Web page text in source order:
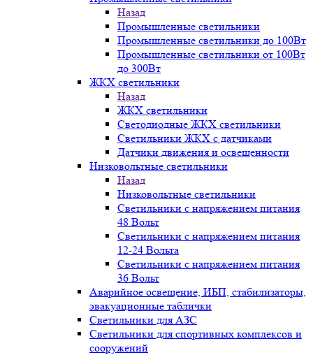
Назад
Промышленные светильники
Промышленные светильники до 100Вт
Промышленные светильники от 100Вт
до 300Вт
ЖКХ светильники
Назад
ЖКХ светильники
Светодиодные ЖКХ светильники
Светильники ЖКХ с датчиками
Датчики движения и освещенности
Низковольтные светильники
Назад
Низковольтные светильники
Светильники с напряжением питания
48 Вольт
Светильники с напряжением питания
12-24 Вольта
Светильники с напряжением питания
36 Вольт
Аварийное освещение, ИБП, стабилизаторы,
эвакуационные таблички
Светильники для АЗС
Светильники для спортивных комплексов и
сооружений